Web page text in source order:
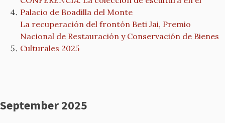
Palacio de Boadilla del Monte
La recuperación del frontón Beti Jai, Premio
Nacional de Restauración y Conservación de Bienes
Culturales 2025
September 2025